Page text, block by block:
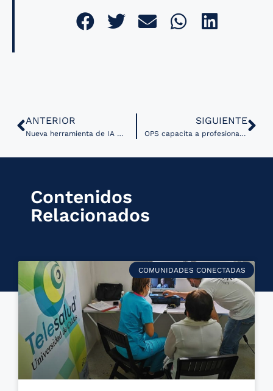
ANTERIOR
Nueva herramienta de IA mejora el diagnóstico de tumores cerebrales
SIGUIENTE
OPS capacita a profesionales argentinos en análisis de datos para fortalecer la vigilancia de infecciones respiratorias
Contenidos
Relacionados
COMUNIDADES CONECTADAS